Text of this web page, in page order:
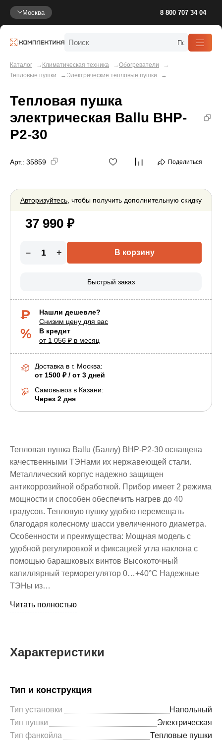
Москва 8 800 707 34 04
Каталог Климатическая техника
Обогреватели
Тепловые пушки
Электрические тепловые пушки
Тепловая пушка
электрическая Ballu BHP-
P2-30
Арт.: 35859 Поделиться
Авторизуйтесь, чтобы получить дополнительную скидку
37 990 ₽
В кредит
от 1 056 ₽ в месяц
Нашли дешевле?
Снизим цену для вас
– + В корзину
Быстрый заказ
Доставка в г. Москва:
от 1500 ₽ / от 3 дней
Самовывоз в Казани:
Через 2 дня
Тепловая пушка Ballu (Баллу) BHP-P2-30 оснащена
качественными ТЭНами их нержавеющей стали.
Металлический корпус надежно защищен
антикоррозийной обработкой. Прибор имеет 2 режима
мощности и способен обеспечить нагрев до 40
градусов. Тепловую пушку удобно перемещать
благодаря колесному шасси увеличенного диаметра.
Особенности и преимущества: Мощная модель с
удобной регулировкой и фиксацией угла наклона с
помощью барашковых винтов Высокоточный
капиллярный терморегулятор 0…+40°C Надежные
ТЭНы из…
Читать полностью
Характеристики
Тип и конструкция
Тип установки
Напольный
Тип пушки
Электрическая
Тип фанкойла
Тепловые пушки